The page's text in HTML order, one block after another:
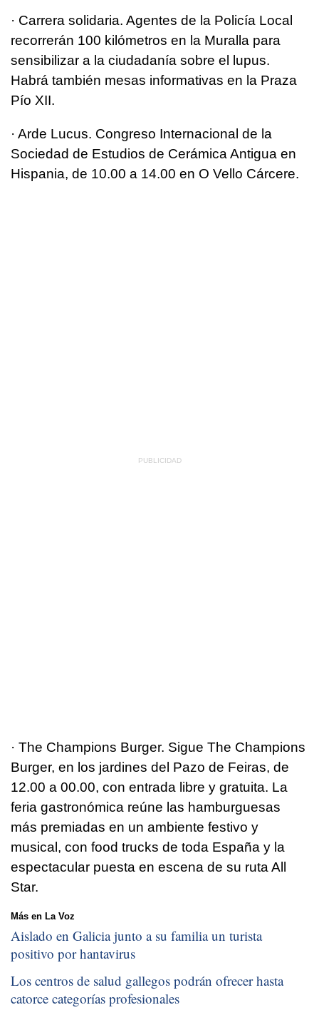
· Carrera solidaria. Agentes de la Policía Local
recorrerán 100 kilómetros en la Muralla para
sensibilizar a la ciudadanía sobre el lupus.
Habrá también mesas informativas en la Praza
Pío XII.
· Arde Lucus. Congreso Internacional de la
Sociedad de Estudios de Cerámica Antigua en
Hispania, de 10.00 a 14.00 en O Vello Cárcere.
· The Champions Burger. Sigue The Champions
Burger, en los jardines del Pazo de Feiras, de
12.00 a 00.00, con entrada libre y gratuita. La
feria gastronómica reúne las hamburguesas
más premiadas en un ambiente festivo y
musical, con food trucks de toda España y la
espectacular puesta en escena de su ruta All
Star.
Más en La Voz
Aislado en Galicia junto a su familia un turista
positivo por hantavirus
Los centros de salud gallegos podrán ofrecer hasta
catorce categorías profesionales